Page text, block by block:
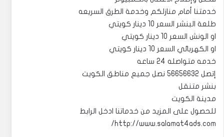
خدمتنا أمام منازلكم وخدمة الطرق السريعه
طلعة البنشر السعر 10 دينار كويتي
او الونش السعر 10 دينار كويتي
او الكهربائي السعر 10 دينار كويتي
خدمه متواصله 24 ساعه
إتصل 56656632 نصل جميع مناطق الكويت
بنشر متنقل
مدينة الكويت
للحصول على المزيد من خدماتنا ادخل الرابط
http://www.salamat4ads.com/